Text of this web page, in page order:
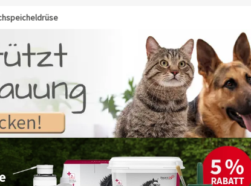
Hier finden Sie die passenden